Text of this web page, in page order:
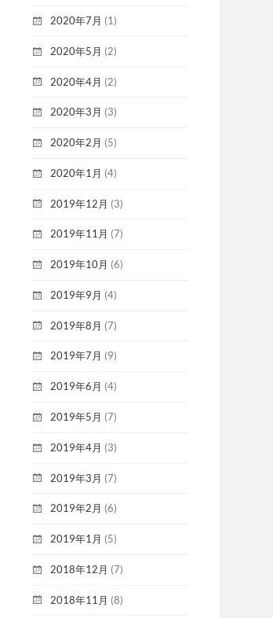
2020年7月 (1)
2020年5月 (2)
2020年4月 (2)
2020年3月 (3)
2020年2月 (5)
2020年1月 (4)
2019年12月 (3)
2019年11月 (7)
2019年10月 (6)
2019年9月 (4)
2019年8月 (7)
2019年7月 (9)
2019年6月 (4)
2019年5月 (7)
2019年4月 (3)
2019年3月 (7)
2019年2月 (6)
2019年1月 (5)
2018年12月 (7)
2018年11月 (8)